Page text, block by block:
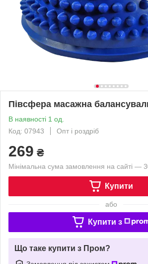
Півсфера масажна
В наявності 1 од.
Код: 07943
Опт і роздріб
269 ₴
Мінімальна сума замовлення на сайті —
Купити
або
Купити з
Що таке купити з Пром?